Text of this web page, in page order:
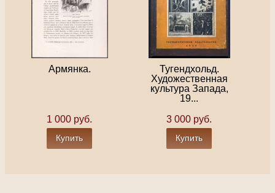
Армянка.
1 000 руб.
Купить
Тугендхольд.
Художественная
культура Запада,
19...
3 000 руб.
Купить